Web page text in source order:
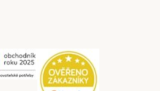
Security